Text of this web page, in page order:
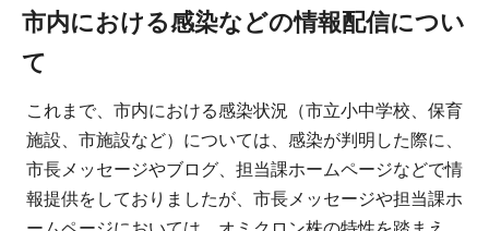
市内における感染などの情報配信につい
て
これまで、市内における感染状況（市立小中学校、保育
施設、市施設など）については、感染が判明した際に、
市長メッセージやブログ、担当課ホームページなどで情
報提供をしておりましたが、市長メッセージや担当課ホ